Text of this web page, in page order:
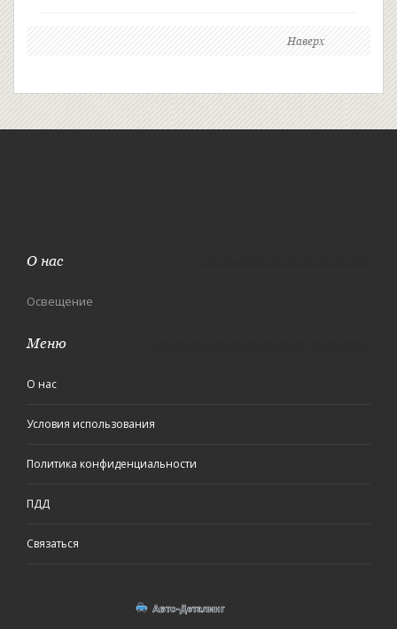
Наверх
О нас
Освещение
Меню
О нас
Условия использования
Политика конфиденциальности
ПДД
Связаться